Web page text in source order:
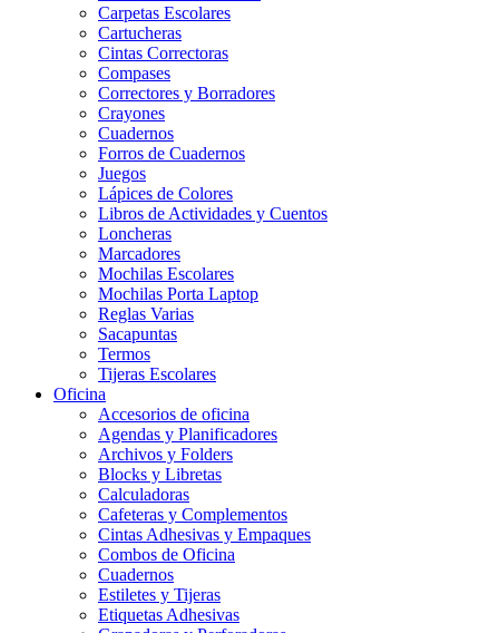
Carpetas Escolares
Cartucheras
Cintas Correctoras
Compases
Correctores y Borradores
Crayones
Cuadernos
Forros de Cuadernos
Juegos
Lápices de Colores
Libros de Actividades y Cuentos
Loncheras
Marcadores
Mochilas Escolares
Mochilas Porta Laptop
Reglas Varias
Sacapuntas
Termos
Tijeras Escolares
Oficina
Accesorios de oficina
Agendas y Planificadores
Archivos y Folders
Blocks y Libretas
Calculadoras
Cafeteras y Complementos
Cintas Adhesivas y Empaques
Combos de Oficina
Cuadernos
Estiletes y Tijeras
Etiquetas Adhesivas